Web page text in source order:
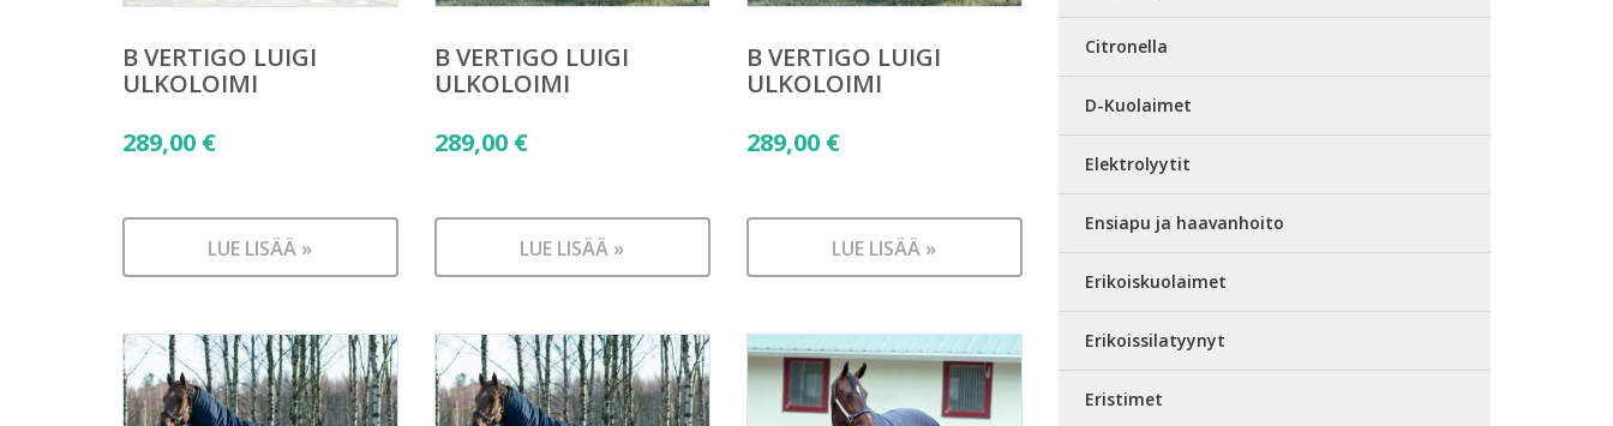
B VERTIGO LUIGI
ULKOLOIMI
289,00 €
LUE LISÄÄ »
B VERTIGO LUIGI
ULKOLOIMI
289,00 €
LUE LISÄÄ »
B VERTIGO LUIGI
ULKOLOIMI
289,00 €
LUE LISÄÄ »
Citronella
D-Kuolaimet
Elektrolyytit
Ensiapu ja haavanhoito
Erikoiskuolaimet
Erikoissilatyynyt
Eristimet